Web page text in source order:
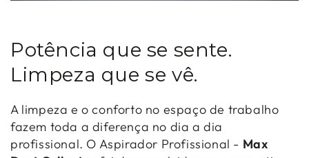
Potência que se sente.
Limpeza que se vê.
A limpeza e o conforto no espaço de trabalho
fazem toda a diferença no dia a dia
profissional. O Aspirador Profissional - Max